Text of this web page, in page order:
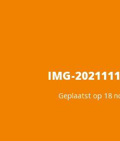
IMG-
Geplaatst op 18